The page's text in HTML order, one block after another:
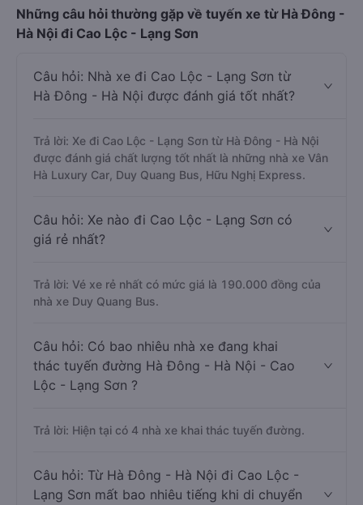
Những câu hỏi thường gặp về tuyến xe từ Hà Đông -
Hà Nội đi Cao Lộc - Lạng Sơn
Câu hỏi: Nhà xe đi Cao Lộc - Lạng Sơn từ
Hà Đông - Hà Nội được đánh giá tốt nhất?
Trả lời: Xe đi Cao Lộc - Lạng Sơn từ Hà Đông - Hà Nội
được đánh giá chất lượng tốt nhất là những nhà xe Vân
Hà Luxury Car, Duy Quang Bus, Hữu Nghị Express.
Câu hỏi: Xe nào đi Cao Lộc - Lạng Sơn có
giá rẻ nhất?
Trả lời: Vé xe rẻ nhất có mức giá là 190.000 đồng của
nhà xe Duy Quang Bus.
Câu hỏi: Có bao nhiêu nhà xe đang khai
thác tuyến đường Hà Đông - Hà Nội - Cao
Lộc - Lạng Sơn ?
Trả lời: Hiện tại có 4 nhà xe khai thác tuyến đường.
Câu hỏi: Từ Hà Đông - Hà Nội đi Cao Lộc -
Lạng Sơn mất bao nhiêu tiếng khi di chuyển